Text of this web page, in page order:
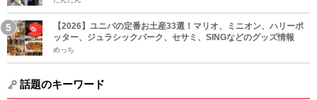
【2026】ユニバの定番お土産33選！マリオ、ミニオン、ハリーポ
ッター、ジュラシックパーク、セサミ、SINGなどのグッズ情報
めっち
話題のキーワード